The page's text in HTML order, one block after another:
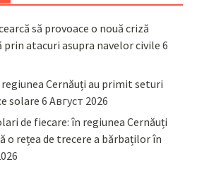
să provoace o nouă criză
atacuri asupra navelor civile 6
Cernăuți au primit seturi
solare 6 Август 2026
de fiecare: în regiunea Cernăuți
o rețea de trecere a bărbaților în